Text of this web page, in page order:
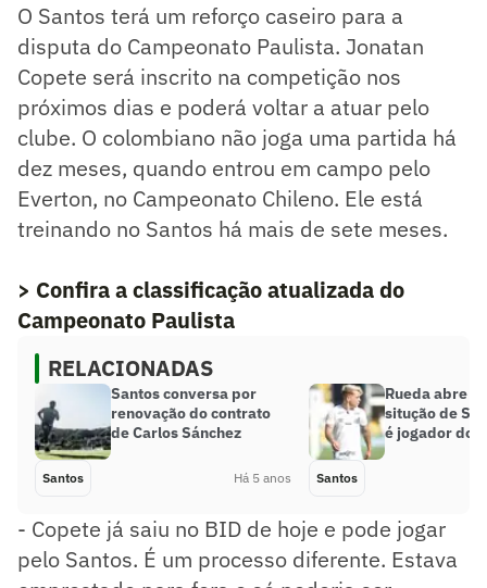
O Santos terá um reforço caseiro para a
disputa do Campeonato Paulista. Jonatan
Copete será inscrito na competição nos
próximos dias e poderá voltar a atuar pelo
clube. O colombiano não joga uma partida há
dez meses, quando entrou em campo pelo
Everton, no Campeonato Chileno. Ele está
treinando no Santos há mais de sete meses.
> Confira a classificação atualizada do
Campeonato Paulista
RELACIONADAS
Santos conversa por
renovação do contrato
de Carlos Sánchez
Santos Há 5 anos
Rueda abre o
situção de
é jogador do
Santos
- Copete já saiu no BID de hoje e pode jogar
pelo Santos. É um processo diferente. Estava